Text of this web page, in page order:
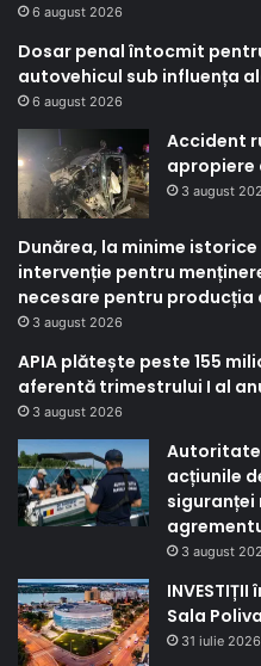
6 august 2026
Dosar penal întocmit
autovehicul sub influența
6 august 2026
Accident
apropiere
3 august
Dunărea, la minime
intervenție pentru
necesare pentru producția
3 august 2026
APIA plătește peste 155
aferentă trimestrului I al
3 august 2026
acțiunile
siguranței
3 august
INVESTIȚII
Sala
31 iulie 2026